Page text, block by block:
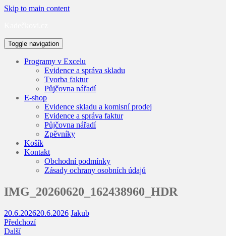
Skip to main content
Toggle navigation
Programy v Excelu
Evidence a správa skladu
Tvorba faktur
Půjčovna nářadí
E-shop
Evidence skladu a komisní prodej
Evidence a správa faktur
Půjčovna nářadí
Zpěvníky
Košík
Kontakt
Obchodní podmínky
Zásady ochrany osobních údajů
IMG_20260620_162438960_HDR
20.6.202620.6.2026 Jakub
Předchozí
Další